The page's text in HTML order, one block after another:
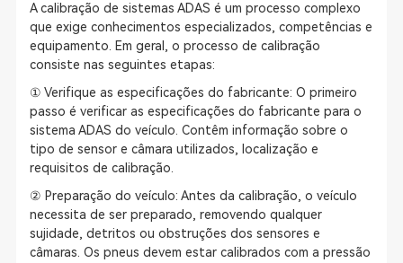
A calibração de sistemas ADAS é um processo complexo
que exige conhecimentos especializados, competências e
equipamento. Em geral, o processo de calibração
consiste nas seguintes etapas:
① Verifique as especificações do fabricante: O primeiro
passo é verificar as especificações do fabricante para o
sistema ADAS do veículo. Contêm informação sobre o
tipo de sensor e câmara utilizados, localização e
requisitos de calibração.
② Preparação do veículo: Antes da calibração, o veículo
necessita de ser preparado, removendo qualquer
sujidade, detritos ou obstruções dos sensores e
câmaras. Os pneus devem estar calibrados com a pressão